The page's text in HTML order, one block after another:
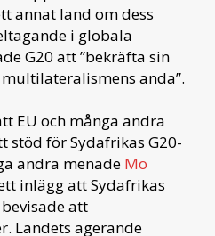
annat land om dess
i globala
G20 att ”bekräfta sin
anda”.
EU och många andra
stöd för Sydafrikas G20-
andra menade Mo
inlägg att Sydafrikas
att
Landets agerande